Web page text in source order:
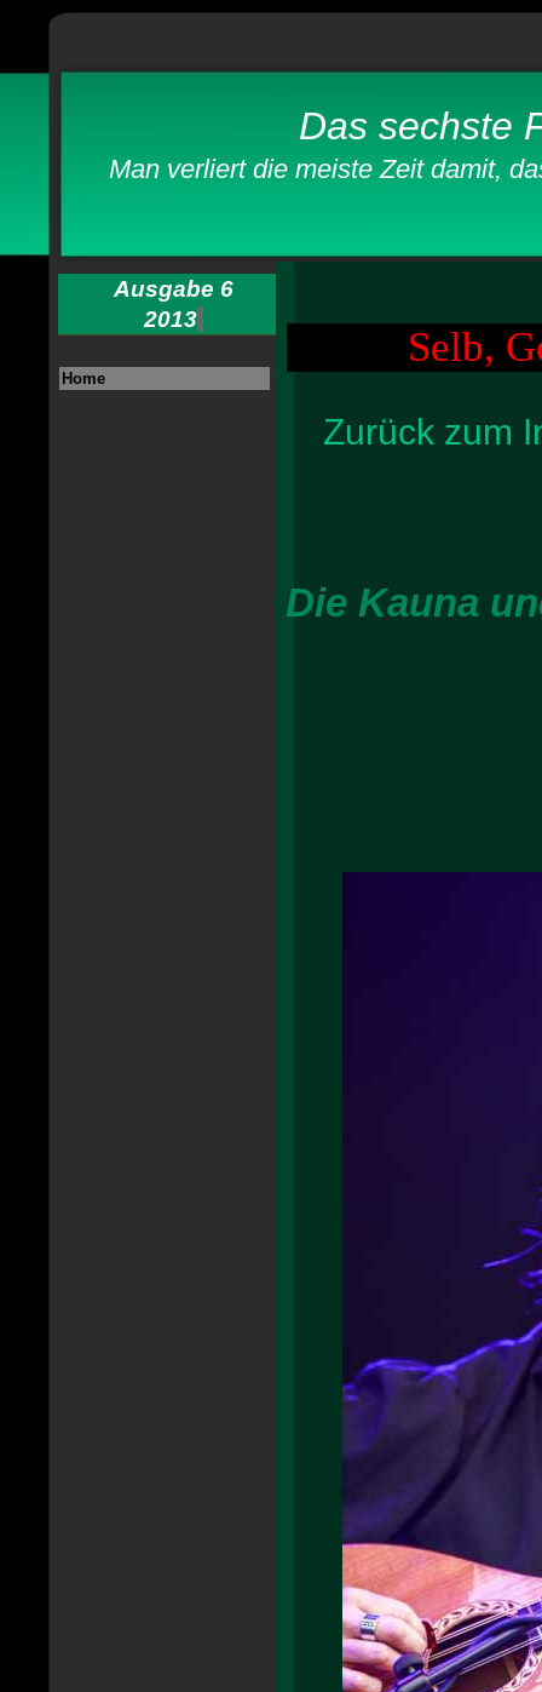
Das sechste
Man verliert die meiste Zeit damit,
Ausgabe 6
2013
Home
Selb,
Zurück zum
Die Kauna